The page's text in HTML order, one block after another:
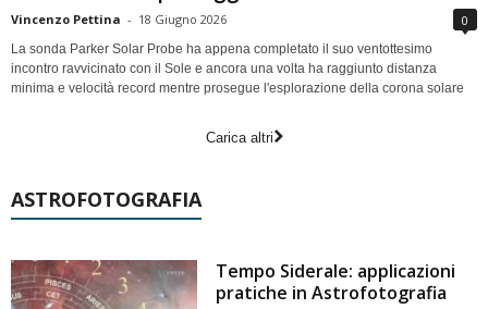
Vincenzo Pettina - 18 Giugno 2026 0
La sonda Parker Solar Probe ha appena completato il suo ventottesimo
incontro ravvicinato con il Sole e ancora una volta ha raggiunto distanza
minima e velocità record mentre prosegue l'esplorazione della corona solare
Carica altri
ASTROFOTOGRAFIA
Tempo Siderale: applicazioni
pratiche in Astrofotografia